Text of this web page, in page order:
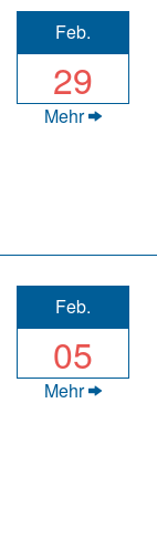
Feb.
29
Mehr
Feb.
05
Mehr